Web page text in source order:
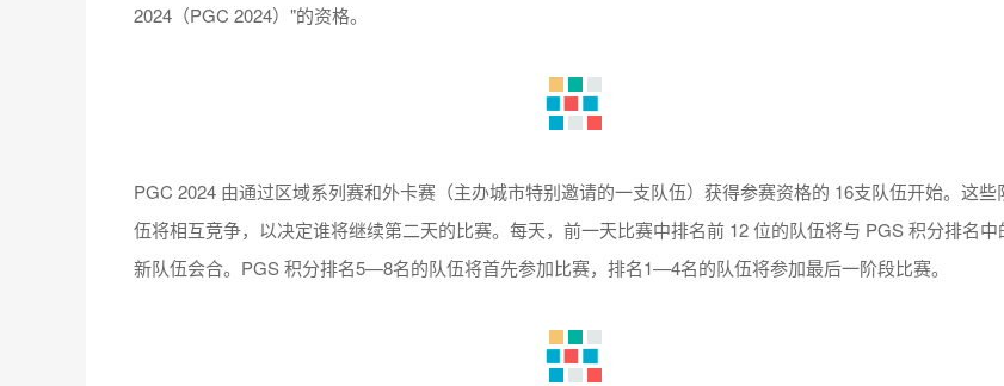
2024（PGC 2024）"的资格。
PGC 2024 由通过区域系列赛和外卡赛（主办城市特别邀请的一支队伍）获得参赛资格的 16支队伍开始。这些队
新队伍会合。PGS 积分排名5—8名的队伍将首先参加比赛，排名1—4名的队伍将参加最后一阶段比赛。
PGS 3的比赛将于北京时间5月20日开始，并将通过 @PCL赛事 官博，斗鱼、虎牙、B站、抖音官方直播间将会